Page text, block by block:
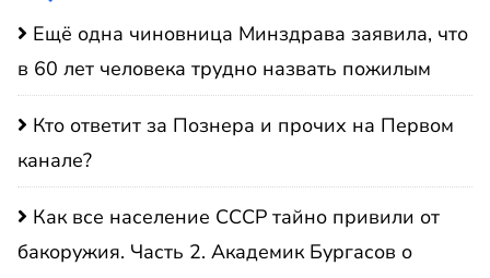
Ещё одна чиновница Минздрава заявила, что
в 60 лет человека трудно назвать пожилым
Кто ответит за Познера и прочих на Первом
канале?
Как все население СССР тайно привили от
бакоружия. Часть 2. Академик Бургасов о